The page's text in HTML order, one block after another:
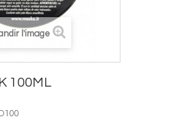
l'image
100ML